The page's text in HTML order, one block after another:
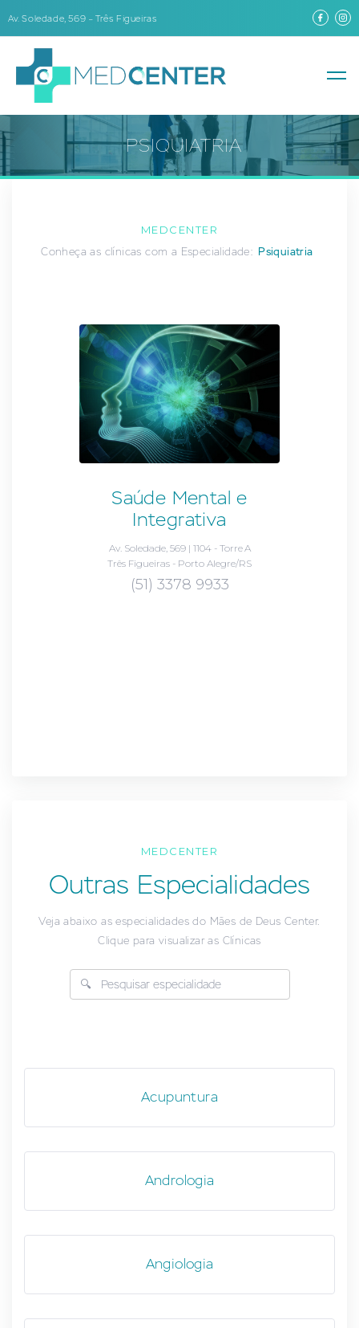
Av. Soledade, 569 – Três Figueiras
PSIQUIATRIA
MEDCENTER
Conheça as clínicas com a Especialidade: Psiquiatria
Saúde Mental e
Integrativa
Av. Soledade, 569 | 1104 - Torre A
Três Figueiras - Porto Alegre/RS
(51) 3378 9933
MEDCENTER
Outras Especialidades
Veja abaixo as especialidades do Mães de Deus Center.
Clique para visualizar as Clínicas
Acupuntura
Andrologia
Angiologia